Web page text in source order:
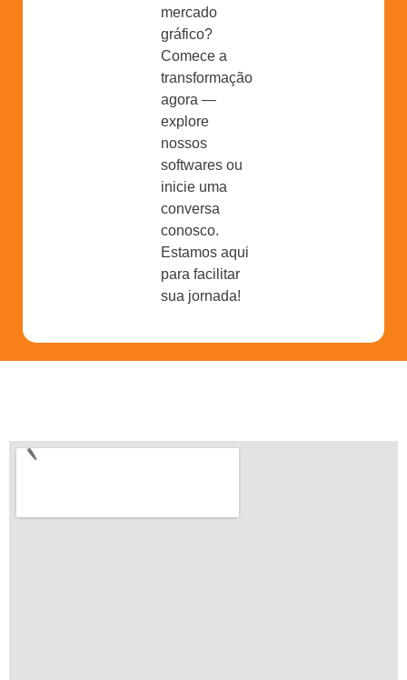
mercado
gráfico?
Comece a
transformação
agora —
explore
nossos
softwares ou
inicie uma
conversa
conosco.
Estamos aqui
para facilitar
sua jornada!